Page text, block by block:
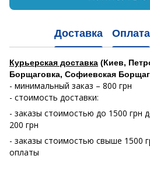
Доставка Оплата
Курьерская доставка (Киев,
Борщаговка, Софиевская
- минимальный заказ – 800 грн
- стоимость доставки:
- заказы стоимостью до 1500 грн
200 грн
- заказы стоимостью свыше 1500
оплаты